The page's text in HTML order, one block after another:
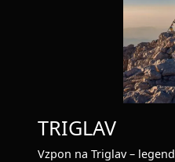
TRIGLAV
Vzpon na Triglav –